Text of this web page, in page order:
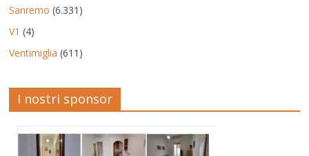
Sanremo (6.331)
V1 (4)
Ventimiglia (611)
I nostri sponsor